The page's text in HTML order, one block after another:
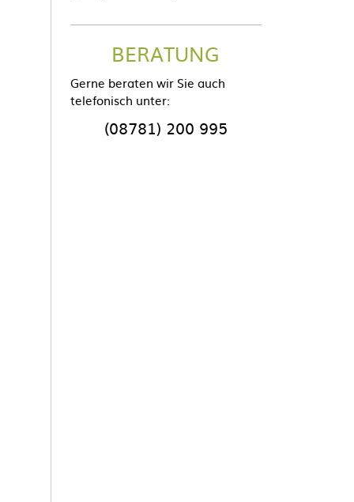
BERATUNG
Gerne beraten wir Sie auch
telefonisch unter:
(08781) 200 995